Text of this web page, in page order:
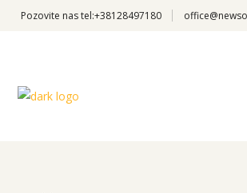
Pozovite nastel:+38128497180